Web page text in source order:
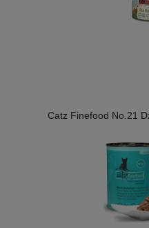
Catz Finefood No.21